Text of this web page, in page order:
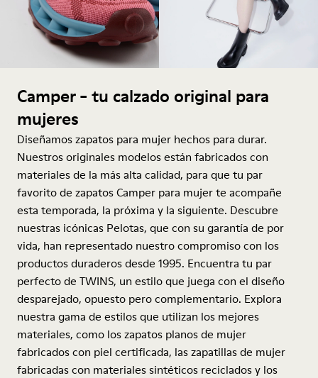
Camper - tu calzado original para
mujeres
Diseñamos zapatos para mujer hechos para durar.
Nuestros originales modelos están fabricados con
materiales de la más alta calidad, para que tu par
favorito de zapatos Camper para mujer te acompañe
esta temporada, la próxima y la siguiente. Descubre
nuestras icónicas Pelotas, que con su garantía de por
vida, han representado nuestro compromiso con los
productos duraderos desde 1995. Encuentra tu par
perfecto de TWINS, un estilo que juega con el diseño
desparejado, opuesto pero complementario. Explora
nuestra gama de estilos que utilizan los mejores
materiales, como los zapatos planos de mujer
fabricados con piel certificada, las zapatillas de mujer
fabricadas con materiales sintéticos reciclados y los